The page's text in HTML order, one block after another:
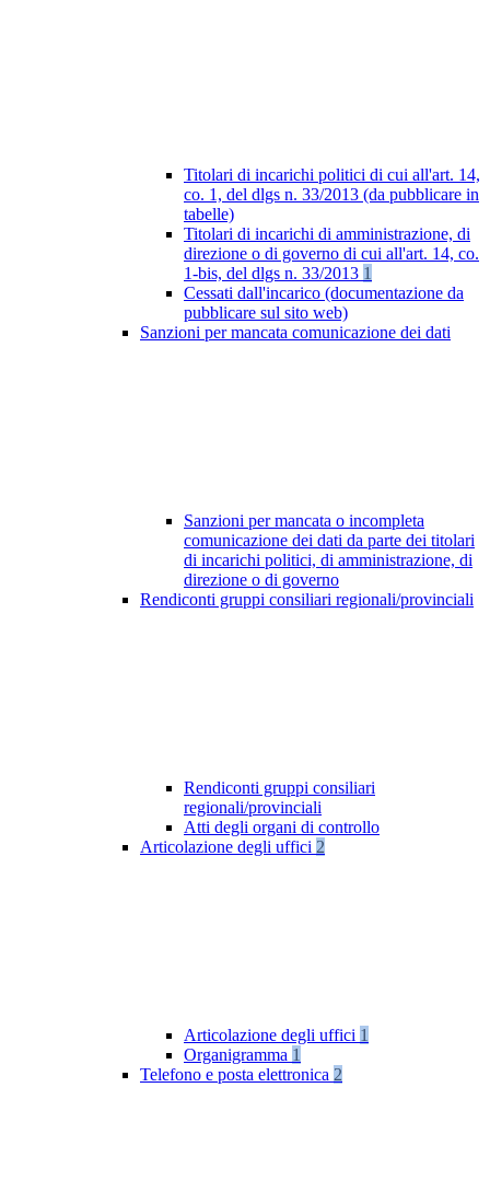
Titolari di incarichi politici di cui all'art. 14,
co. 1, del dlgs n. 33/2013 (da pubblicare in
tabelle)
Titolari di incarichi di amministrazione, di
direzione o di governo di cui all'art. 14, co.
1-bis, del dlgs n. 33/2013 1
Cessati dall'incarico (documentazione da
pubblicare sul sito web)
Sanzioni per mancata comunicazione dei dati
Sanzioni per mancata o incompleta
comunicazione dei dati da parte dei titolari
di incarichi politici, di amministrazione, di
direzione o di governo
Rendiconti gruppi consiliari regionali/provinciali
Rendiconti gruppi consiliari
regionali/provinciali
Atti degli organi di controllo
Articolazione degli uffici 2
Articolazione degli uffici 1
Organigramma 1
Telefono e posta elettronica 2